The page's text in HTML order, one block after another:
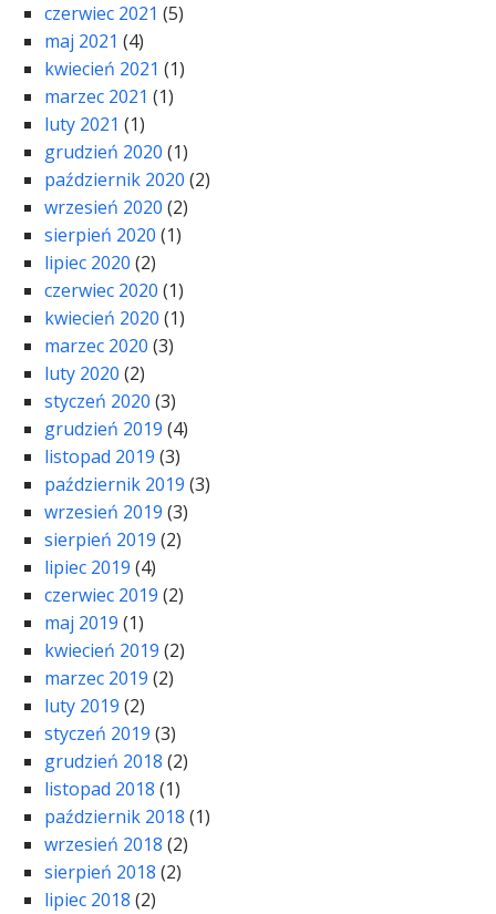
czerwiec 2021 (5)
maj 2021 (4)
kwiecień 2021 (1)
marzec 2021 (1)
luty 2021 (1)
grudzień 2020 (1)
październik 2020 (2)
wrzesień 2020 (2)
sierpień 2020 (1)
lipiec 2020 (2)
czerwiec 2020 (1)
kwiecień 2020 (1)
marzec 2020 (3)
luty 2020 (2)
styczeń 2020 (3)
grudzień 2019 (4)
listopad 2019 (3)
październik 2019 (3)
wrzesień 2019 (3)
sierpień 2019 (2)
lipiec 2019 (4)
czerwiec 2019 (2)
maj 2019 (1)
kwiecień 2019 (2)
marzec 2019 (2)
luty 2019 (2)
styczeń 2019 (3)
grudzień 2018 (2)
listopad 2018 (1)
październik 2018 (1)
wrzesień 2018 (2)
sierpień 2018 (2)
lipiec 2018 (2)